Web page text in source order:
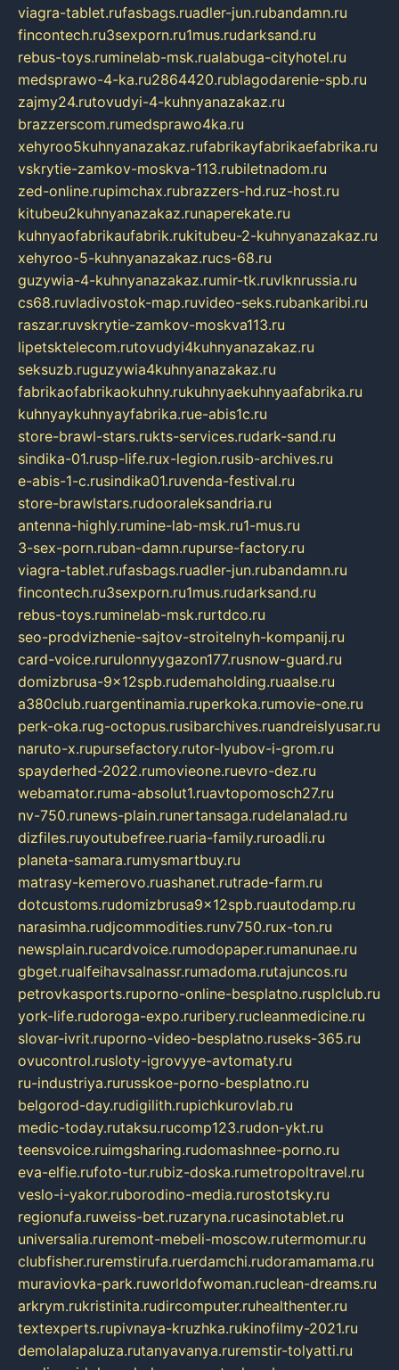
viagra-tablet.rufasbags.ruadler-jun.rubandamn.ru
fincontech.ru3sexporn.ru1mus.rudarksand.ru
rebus-toys.ruminelab-msk.rualabuga-cityhotel.ru
medsprawo-4-ka.ru2864420.rublagodarenie-spb.ru
zajmy24.rutovudyi-4-kuhnyanazakaz.ru
brazzerscom.rumedsprawo4ka.ru
xehyroo5kuhnyanazakaz.rufabrikayfabrikaefabrika.ru
vskrytie-zamkov-moskva-113.rubiletnadom.ru
zed-online.rupimchax.rubrazzers-hd.ruz-host.ru
kitubeu2kuhnyanazakaz.runaperekate.ru
kuhnyaofabrikaufabrik.rukitubeu-2-kuhnyanazakaz.ru
xehyroo-5-kuhnyanazakaz.rucs-68.ru
guzywia-4-kuhnyanazakaz.rumir-tk.ruvlknrussia.ru
cs68.ruvladivostok-map.ruvideo-seks.rubankaribi.ru
raszar.ruvskrytie-zamkov-moskva113.ru
lipetsktelecom.rutovudyi4kuhnyanazakaz.ru
seksuzb.ruguzywia4kuhnyanazakaz.ru
fabrikaofabrikaokuhny.rukuhnyaekuhnyaafabrika.ru
kuhnyaykuhnyayfabrika.rue-abis1c.ru
store-brawl-stars.rukts-services.rudark-sand.ru
sindika-01.rusp-life.rux-legion.rusib-archives.ru
e-abis-1-c.rusindika01.ruvenda-festival.ru
store-brawlstars.rudooraleksandria.ru
antenna-highly.rumine-lab-msk.ru1-mus.ru
3-sex-porn.ruban-damn.rupurse-factory.ru
viagra-tablet.rufasbags.ruadler-jun.rubandamn.ru
fincontech.ru3sexporn.ru1mus.rudarksand.ru
rebus-toys.ruminelab-msk.rurtdco.ru
seo-prodvizhenie-sajtov-stroitelnyh-kompanij.ru
card-voice.rurulonnyygazon177.rusnow-guard.ru
domizbrusa-9x12spb.rudemaholding.ruaalse.ru
a380club.ruargentinamia.ruperkoka.rumovie-one.ru
perk-oka.rug-octopus.rusibarchives.ruandreislyusar.ru
naruto-x.rupursefactory.rutor-lyubov-i-grom.ru
spayderhed-2022.rumovieone.ruevro-dez.ru
webamator.ruma-absolut1.ruavtopomosch27.ru
nv-750.runews-plain.runertansaga.rudelanalad.ru
dizfiles.ruyoutubefree.ruaria-family.ruroadli.ru
planeta-samara.rumysmartbuy.ru
matrasy-kemerovo.ruashanet.rutrade-farm.ru
dotcustoms.rudomizbrusa9x12spb.ruautodamp.ru
narasimha.rudjcommodities.runv750.rux-ton.ru
newsplain.rucardvoice.rumodopaper.rumanunae.ru
gbget.rualfeihavsalnassr.rumadoma.rutajuncos.ru
petrovkasports.ruporno-online-besplatno.rusplclub.ru
york-life.rudoroga-expo.ruribery.rucleanmedicine.ru
slovar-ivrit.ruporno-video-besplatno.ruseks-365.ru
ovucontrol.rusloty-igrovyye-avtomaty.ru
ru-industriya.rurusskoe-porno-besplatno.ru
belgorod-day.rudigilith.rupichkurovlab.ru
medic-today.rutaksu.rucomp123.rudon-ykt.ru
teensvoice.ruimgsharing.rudomashnee-porno.ru
eva-elfie.rufoto-tur.rubiz-doska.rumetropoltravel.ru
veslo-i-yakor.ruborodino-media.rurostotsky.ru
regionufa.ruweiss-bet.ruzaryna.rucasinotablet.ru
universalia.ruremont-mebeli-moscow.rutermomur.ru
clubfisher.ruremstirufa.ruerdamchi.rudoramamama.ru
muraviovka-park.ruworldofwoman.ruclean-dreams.ru
arkrym.rukristinita.rudircomputer.ruhealthenter.ru
textexperts.rupivnaya-kruzhka.rukinofilmy-2021.ru
demolalapaluza.rutanyavanya.ruremstir-tolyatti.ru